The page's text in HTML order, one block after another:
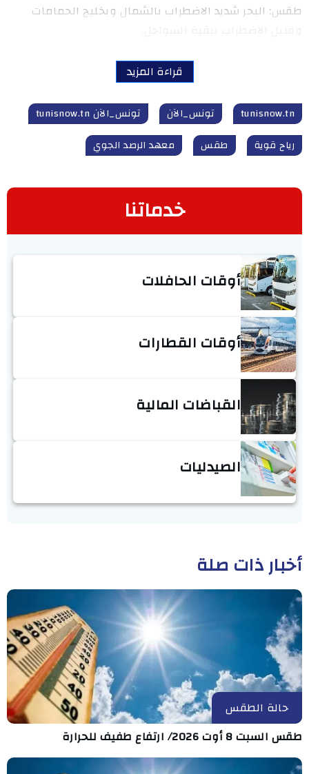
طقس: البحر شديد الاضطراب بالشمال وبخليج الحمامات
قراءة المزيد
tunisnow.tn تونس_الآن
تونس_الآن tunisnow.tn
رياح قوية
طقس معهد الرصد الجوي
خدماتنا
أوقات الحافلات
أوقات القطارات
القباضات المالية
الصيدليات
أخبار ذات صلة
حالة الطقس
طقس السبت 8 أوت 2026/ ارتفاع طفيف للحرارة